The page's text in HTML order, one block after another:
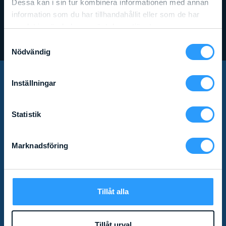
Dessa kan i sin tur kombinera informationen med annan
information som du har tillhandahållit eller som de har
samlat in när du har använt deras tjänster.
Nödvändig
Inställningar
Statistik
Marknadsföring
Tillåt alla
PRENUMERERA PÅ VÅRT
Missa inga nyheter! Som prenumerant av vårt
nyhetsbrev får du relevant produktinformation och
specialerbjudanden direkt i mailkorgen.